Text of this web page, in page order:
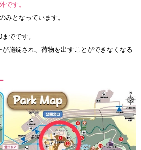
です。
みとなっています。
でです。
施錠され、荷物を出すことができなくなる